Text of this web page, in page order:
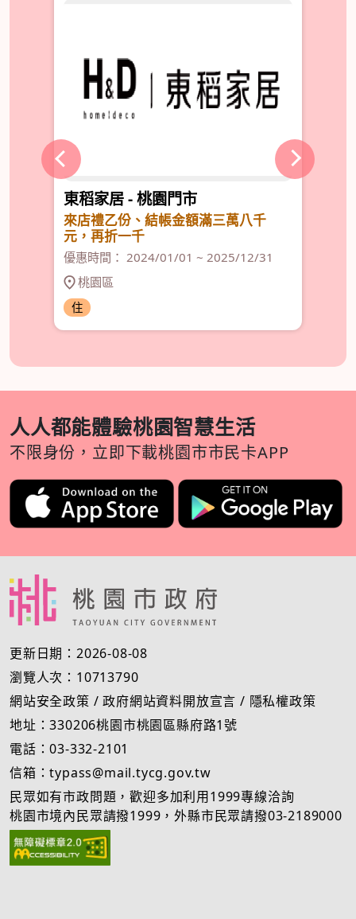
東稻家居 - 桃園門市
來店禮乙份、結帳金額滿三萬八千
元，再折一千
優惠時間： 2024/01/01 ~ 2025/12/31
桃園區
住
人人都能體驗桃園智慧生活
不限身份，立即下載桃園市市民卡APP
更新日期：2026-08-08
瀏覽人次：10713790
網站安全政策 /政府網站資料開放宣言 / 隱私權政策
地址：330206桃園市桃園區縣府路1號
電話：03-332-2101
信箱：typass@mail.tycg.gov.tw
民眾如有市政問題，歡迎多加利用1999專線洽詢
桃園市境內民眾請撥1999，外縣市民眾請撥03-2189000